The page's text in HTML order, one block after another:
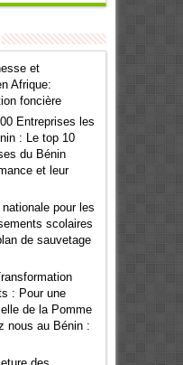
et
Afrique:
foncière
Entreprises les
: Le top 10
du Bénin
et leur
nationale pour les
scolaires
de sauvetage
: Pour une
de la Pomme
nous au Bénin :